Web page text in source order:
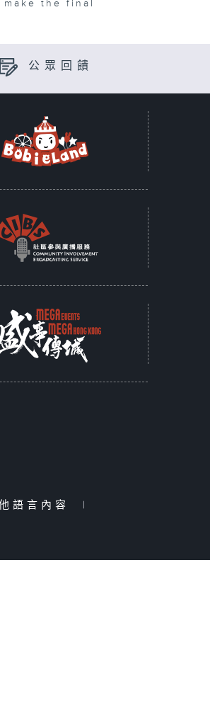
the final
公眾回饋
語言內容 |